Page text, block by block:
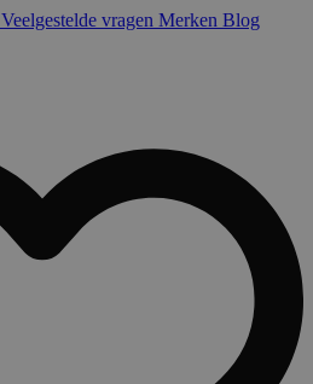
Veelgestelde vragen Merken Blog